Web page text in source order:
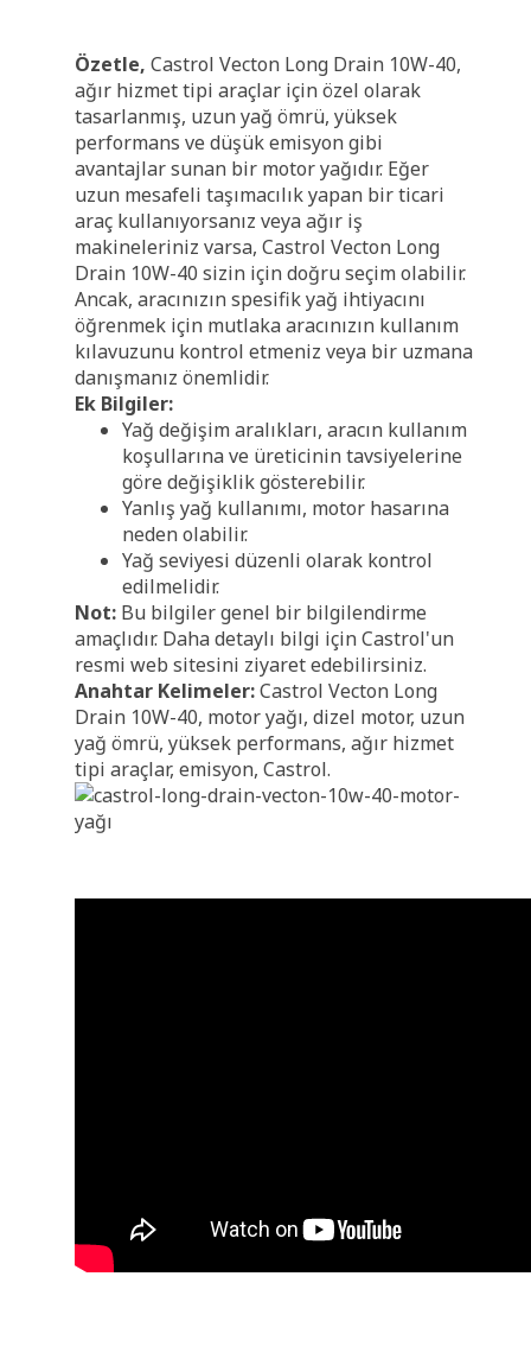
Özetle, Castrol Vecton Long Drain 10W-40,
ağır hizmet tipi araçlar için özel olarak
tasarlanmış, uzun yağ ömrü, yüksek
performans ve düşük emisyon gibi
avantajlar sunan bir motor yağıdır. Eğer
uzun mesafeli taşımacılık yapan bir ticari
araç kullanıyorsanız veya ağır iş
makineleriniz varsa, Castrol Vecton Long
Drain 10W-40 sizin için doğru seçim olabilir.
Ancak, aracınızın spesifik yağ ihtiyacını
öğrenmek için mutlaka aracınızın kullanım
kılavuzunu kontrol etmeniz veya bir uzmana
danışmanız önemlidir.
Ek Bilgiler:
Yağ değişim aralıkları, aracın kullanım
koşullarına ve üreticinin tavsiyelerine
göre değişiklik gösterebilir.
Yanlış yağ kullanımı, motor hasarına
neden olabilir.
Yağ seviyesi düzenli olarak kontrol
edilmelidir.
Not: Bu bilgiler genel bir bilgilendirme
amaçlıdır. Daha detaylı bilgi için Castrol'un
resmi web sitesini ziyaret edebilirsiniz.
Anahtar Kelimeler:Castrol Vecton Long
Drain 10W-40, motor yağı, dizel motor, uzun
yağ ömrü, yüksek performans, ağır hizmet
tipi araçlar, emisyon, Castrol.